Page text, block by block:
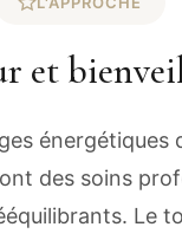
et
énergétiques
des soins
Le